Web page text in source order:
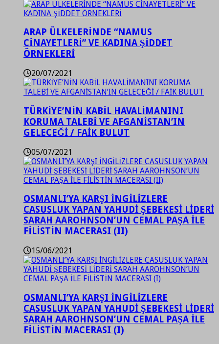
ARAP ÜLKELERİNDE “NAMUS
CİNAYETLERİ” VE KADINA ŞİDDET
ÖRNEKLERİ
20/07/2021
TÜRKİYE’NİN KABİL HAVALİMANINI
KORUMA TALEBİ VE AFGANİSTAN’IN
GELECEĞİ / FAİK BULUT
05/07/2021
OSMANLI’YA KARŞI İNGİLİZLERE
CASUSLUK YAPAN YAHUDİ ŞEBEKESİ LİDERİ
SARAH AAROHNSON’UN CEMAL PAŞA İLE
FİLİSTİN MACERASI (II)
15/06/2021
OSMANLI’YA KARŞI İNGİLİZLERE
CASUSLUK YAPAN YAHUDİ ŞEBEKESİ LİDERİ
SARAH AAROHNSON’UN CEMAL PAŞA İLE
FİLİSTİN MACERASI (I)